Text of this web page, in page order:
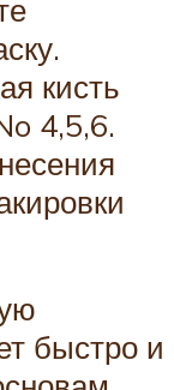
кисть
4,5,6.
быстро и